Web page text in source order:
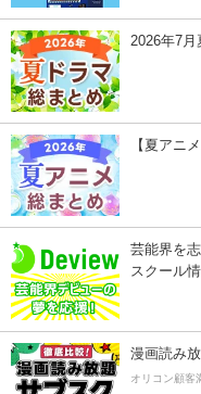
2026年7月
【夏アニ
芸能界を
スクール
漫画読み
オリコン顧客